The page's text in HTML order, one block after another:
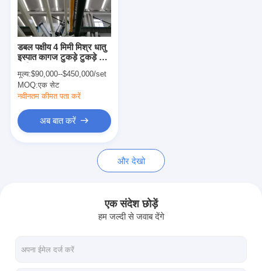
प्लास्टिक फाड़ना मशीन
कोटिंग टुकड़े टुकड़े मशीन
एक्सट्रूज़न कोटिंग मशीन
पेपर कोटिंग मशीन
डबल पक्षीय Laminating मशीन
पिघल उड़ा कपड़ा मशीन
डबल पक्षीय 4 मिमी मिश्र धातु
इस्पात कागज टुकड़े टुकड़े में
मूल्य:$90,000--$450,000/set
MOQ:एक सेट
नवीनतम कीमत पता करें
अब बात करें
और देखो
एक संदेश छोड़ें
हम जल्दी से जवाब देंगे